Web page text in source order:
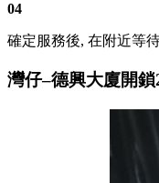
04
確定服務後, 在附近等
灣仔–德興大廈開